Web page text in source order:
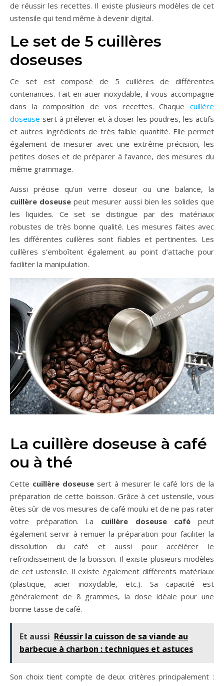
de réussir les recettes. Il existe plusieurs modèles de cet
ustensile qui tend même à devenir digital.
Le set de 5 cuillères
doseuses
Ce set est composé de 5 cuillères de différentes
contenances. Fait en acier inoxydable, il vous accompagne
dans la composition de vos recettes. Chaque cuillère
doseuse sert à prélever et à doser les poudres, les actifs
et autres ingrédients de très faible quantité. Elle permet
également de mesurer avec une extrême précision, les
petites doses et de préparer à l’avance, des mesures du
même grammage.
Aussi précise qu’un verre doseur ou une balance, la
cuillère doseuse peut mesurer aussi bien les solides que
les liquides. Ce set se distingue par des matériaux
robustes de très bonne qualité. Les mesures faites avec
les différentes cuillères sont fiables et pertinentes. Les
cuillères s’emboîtent également au point d’attache pour
faciliter la manipulation.
La cuillère doseuse à café
ou à thé
Cette cuillère doseuse sert à mesurer le café lors de la
préparation de cette boisson. Grâce à cet ustensile, vous
êtes sûr de vos mesures de café moulu et de ne pas rater
votre préparation. La cuillère doseuse café peut
également servir à remuer la préparation pour faciliter la
dissolution du café et aussi pour accélérer le
refroidissement de la boisson. Il existe plusieurs modèles
de cet ustensile. Il existe également différents matériaux
(plastique, acier inoxydable, etc.). Sa capacité est
généralement de 8 grammes, la dose idéale pour une
bonne tasse de café.
Et aussi Réussir la cuisson de sa viande au
barbecue à charbon : techniques et astuces
Son choix tient compte de deux critères principalement :